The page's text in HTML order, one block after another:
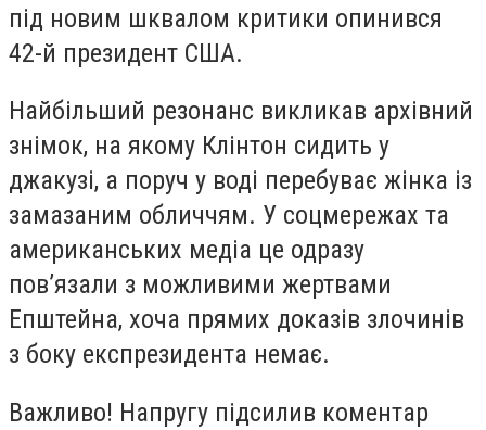
під новим шквалом критики опинився
42-й президент США.
Найбільший резонанс викликав архівний
знімок, на якому Клінтон сидить у
джакузі, а поруч у воді перебуває жінка із
замазаним обличчям. У соцмережах та
американських медіа це одразу
пов’язали з можливими жертвами
Епштейна, хоча прямих доказів злочинів
з боку експрезидента немає.
Важливо! Напругу підсилив коментар